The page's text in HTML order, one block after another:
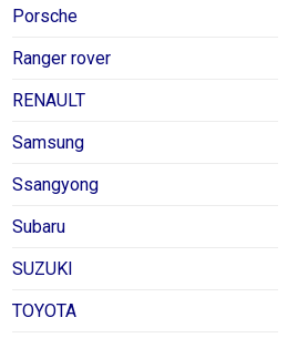
Porsche
Ranger rover
RENAULT
Samsung
Ssangyong
Subaru
SUZUKI
TOYOTA